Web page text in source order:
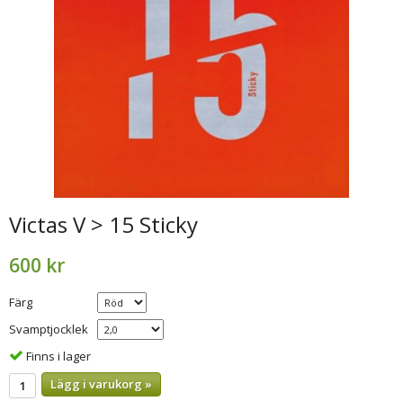
Victas V > 15 Sticky
600 kr
Färg
Svamptjocklek
Finns i lager
Lägg i varukorg »